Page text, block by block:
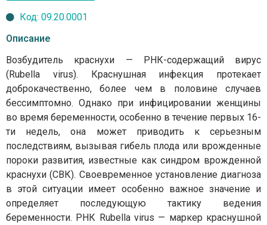
Код: 09.20.0001
Описание
Возбудитель краснухи — РНК-содержащий вирус
(Rubella virus). Краснушная инфекция протекает
доброкачественно, более чем в половине случаев
бессимптомно. Однако при инфицировании женщины
во время беременности, особенно в течение первых 16-
ти недель, она может приводить к серьезным
последствиям, вызывая гибель плода или врожденные
пороки развития, известные как синдром врожденной
краснухи (СВК). Своевременное установление диагноза
в этой ситуации имеет особенно важное значение и
определяет последующую тактику ведения
беременности. РНК Rubella virus — маркер краснушной